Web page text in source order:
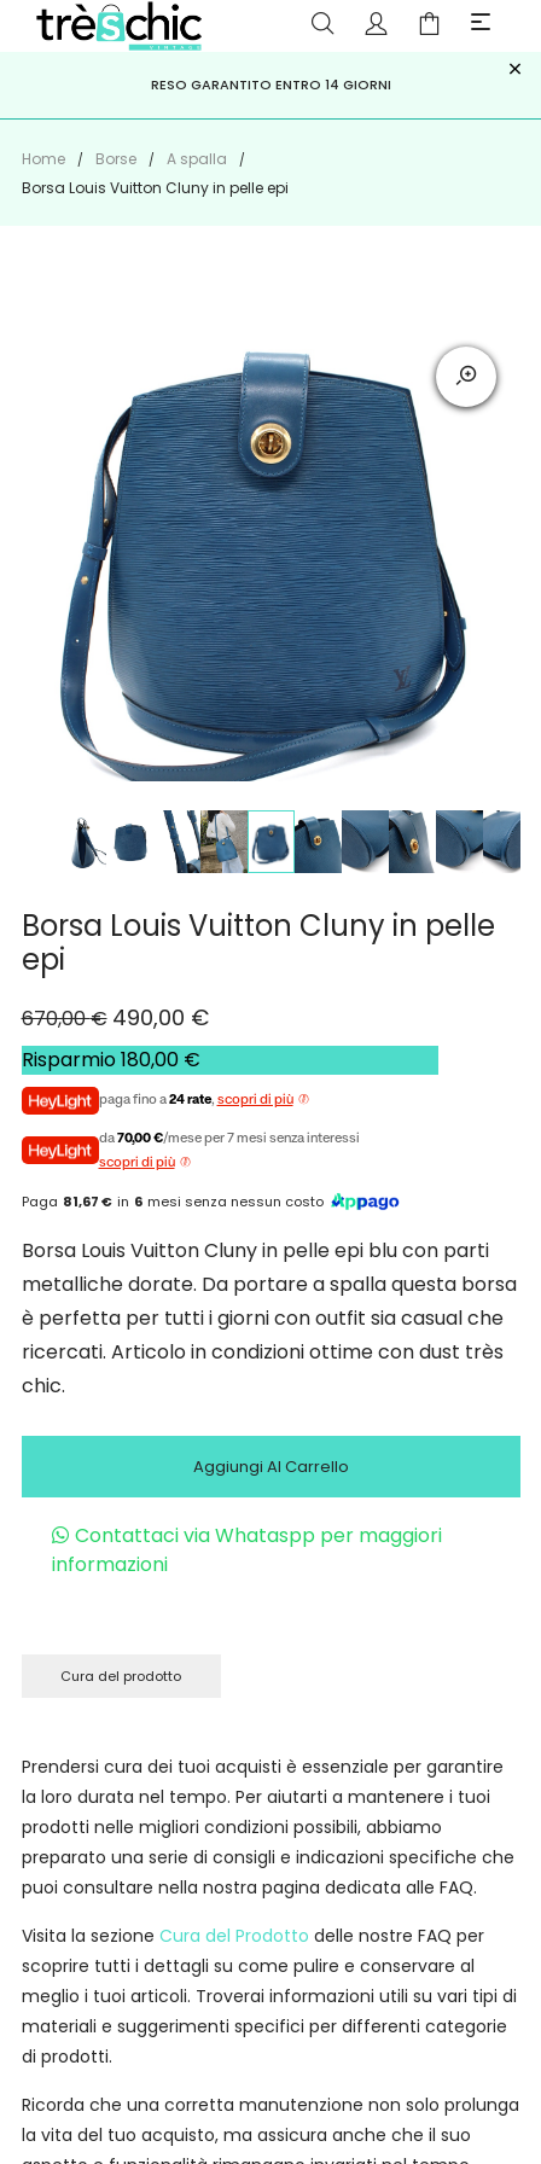
PAGA A RATE CONKLARNA,HEYLIGHT, APPAGO
ISCRIVITI ALLA NEWSLETTER PER NON PERDERE SCONTI E
OFFERTE IMPERDIBILI!
RESO GARANTITO ENTRO 14 GIORNI ×
Home Borse
A spalla
Borsa Louis Vuitton Cluny in pelle epi
Borsa Louis Vuitton Cluny in pelle
epi
670,00€ 490,00 €
Risparmio180,00 €
paga fino a24 rate, scopri di più
da70,00 €/mese per 7 mesi senza interessi
scopri di più
Paga 81,67 € in 6 mesi senza nessun costo
Borsa Louis Vuitton Cluny in pelle epi blu con parti
metalliche dorate. Da portare a spalla questa borsa
è perfetta per tutti i giorni con outfit sia casual che
ricercati. Articolo in condizioni ottime con dust très
chic.
Aggiungi Al Carrello
Contattaci via Whataspp per maggiori
informazioni
Cura del prodotto
Prendersi cura dei tuoi acquisti è essenziale per garantire
la loro durata nel tempo. Per aiutarti a mantenere i tuoi
prodotti nelle migliori condizioni possibili, abbiamo
preparato una serie di consigli e indicazioni specifiche che
puoi consultare nella nostra pagina dedicata alle FAQ.
Visita la sezione Cura del Prodotto delle nostre FAQ per
scoprire tutti i dettagli su come pulire e conservare al
meglio i tuoi articoli. Troverai informazioni utili su vari tipi di
materiali e suggerimenti specifici per differenti categorie
di prodotti.
Ricorda che una corretta manutenzione non solo prolunga
la vita del tuo acquisto, ma assicura anche che il suo